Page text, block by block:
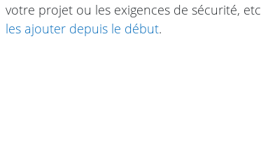
votre projet ou les exigences de sécurité,
les ajouter depuis le début.